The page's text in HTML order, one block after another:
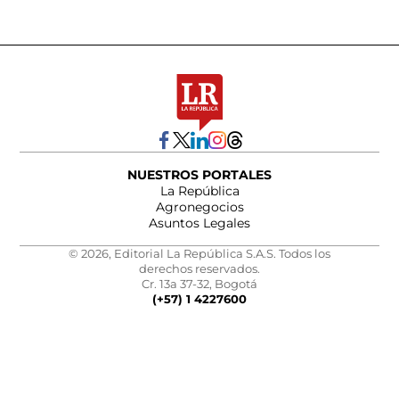
NUESTROS PORTALES
La República
Agronegocios
Asuntos Legales
© 2026, Editorial La República S.A.S. Todos los
derechos reservados.
Cr. 13a 37-32, Bogotá
(+57) 1 4227600